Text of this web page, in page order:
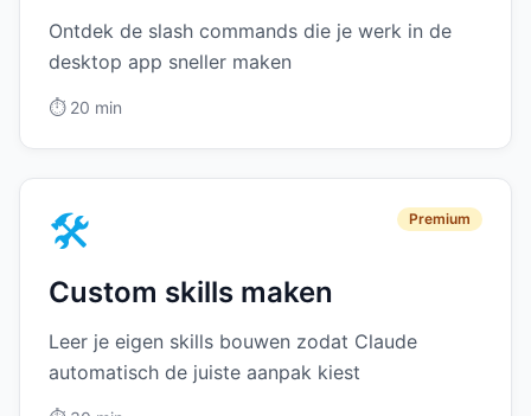
Ontdek de slash commands die je werk in de
desktop app sneller maken
⏱️ 20 min
🛠️ Premium
Custom skills maken
Leer je eigen skills bouwen zodat Claude
automatisch de juiste aanpak kiest